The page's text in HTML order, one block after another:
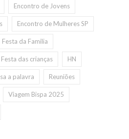
Encontro de Jovens
Encontro de Mulheres SP
Festa da Familia
Festa das crianças HN
a palavra Reuniões
Viagem Bispa 2025